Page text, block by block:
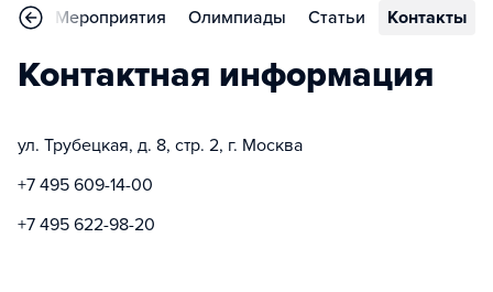
Мероприятия Олимпиады Статьи Контакты
Контактная информация
ул. Трубецкая, д. 8, стр. 2, г. Москва
+7 495 609-14-00
+7 495 622-98-20